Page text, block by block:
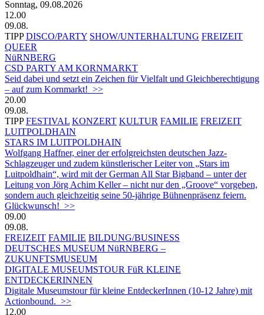
Sonntag, 09.08.2026
12.00
09.08.
TIPP DISCO/PARTY SHOW/UNTERHALTUNG FREIZEIT
QUEER
NüRNBERG
CSD PARTY AM KORNMARKT
Seid dabei und setzt ein Zeichen für Vielfalt und Gleichberechtigung
– auf zum Kornmarkt! >>
20.00
09.08.
TIPP FESTIVAL KONZERT KULTUR FAMILIE FREIZEIT
LUITPOLDHAIN
STARS IM LUITPOLDHAIN
Wolfgang Haffner, einer der erfolgreichsten deutschen Jazz-
Schlagzeuger und zudem künstlerischer Leiter von „Stars im
Luitpoldhain“, wird mit der German All Star Bigband – unter der
Leitung von Jörg Achim Keller – nicht nur den „Groove“ vorgeben,
sondern auch gleichzeitig seine 50-jährige Bühnenpräsenz feiern.
Glückwunsch! >>
09.00
09.08.
FREIZEIT FAMILIE BILDUNG/BUSINESS
DEUTSCHES MUSEUM NüRNBERG –
ZUKUNFTSMUSEUM
DIGITALE MUSEUMSTOUR FüR KLEINE
ENTDECKERINNEN
Digitale Museumstour für kleine EntdeckerInnen (10-12 Jahre) mit
Actionbound. >>
12.00